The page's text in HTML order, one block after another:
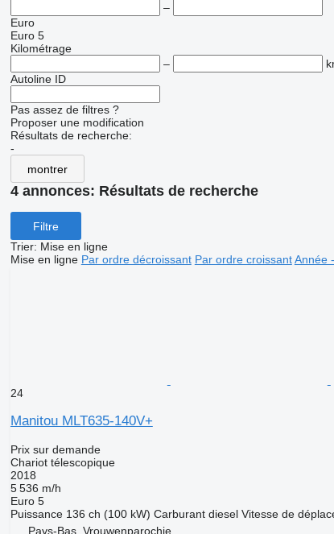
–
Euro
Euro 5
Kilométrage
–
Autoline ID
Pas assez de filtres ?
Proposer une modification
Résultats de recherche:
-
montrer
4 annonces: Résultats de recherche
Filtre
Trier: Mise en ligne
Mise en ligne Par ordre décroissant Par ordre croissant Année
24
Manitou MLT635-140V+
Prix sur demande
Chariot télescopique
2018
5 536 m/h
Euro 5
Puissance 136 ch (100 kW) Carburant diesel Vitesse de
Pays-Bas, Vrouwenparochie